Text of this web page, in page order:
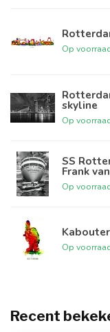
Op
skyline
Op
SS
Frank
Op
Op
Recent